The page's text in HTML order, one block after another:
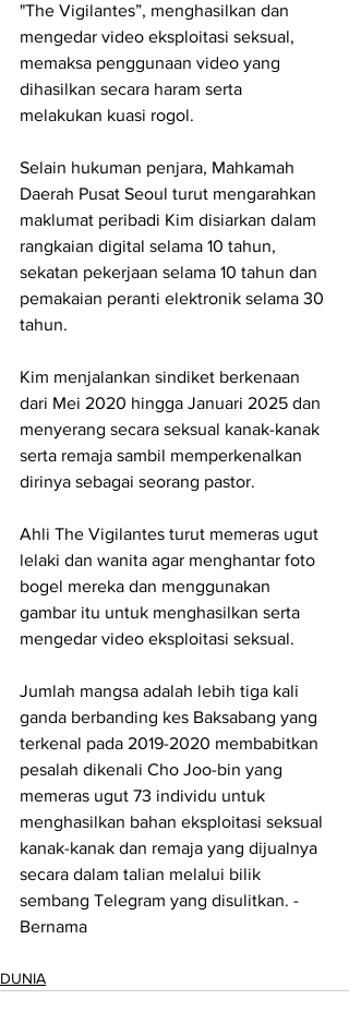
"The Vigilantes”, menghasilkan dan
mengedar video eksploitasi seksual,
memaksa penggunaan video yang
dihasilkan secara haram serta
melakukan kuasi rogol.
Selain hukuman penjara, Mahkamah
Daerah Pusat Seoul turut mengarahkan
maklumat peribadi Kim disiarkan dalam
rangkaian digital selama 10 tahun,
sekatan pekerjaan selama 10 tahun dan
pemakaian peranti elektronik selama 30
tahun.
Kim menjalankan sindiket berkenaan
dari Mei 2020 hingga Januari 2025 dan
menyerang secara seksual kanak-kanak
serta remaja sambil memperkenalkan
dirinya sebagai seorang pastor.
Ahli The Vigilantes turut memeras ugut
lelaki dan wanita agar menghantar foto
bogel mereka dan menggunakan
gambar itu untuk menghasilkan serta
mengedar video eksploitasi seksual.
Jumlah mangsa adalah lebih tiga kali
ganda berbanding kes Baksabang yang
terkenal pada 2019-2020 membabitkan
pesalah dikenali Cho Joo-bin yang
memeras ugut 73 individu untuk
menghasilkan bahan eksploitasi seksual
kanak-kanak dan remaja yang dijualnya
secara dalam talian melalui bilik
sembang Telegram yang disulitkan. -
Bernama
DUNIA